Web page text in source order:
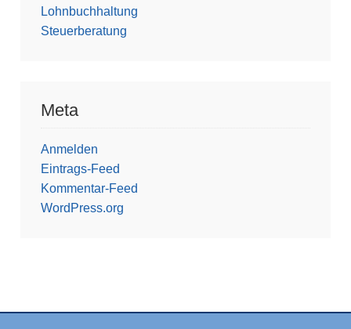
Lohnbuchhaltung
Steuerberatung
Meta
Anmelden
Eintrags-Feed
Kommentar-Feed
WordPress.org